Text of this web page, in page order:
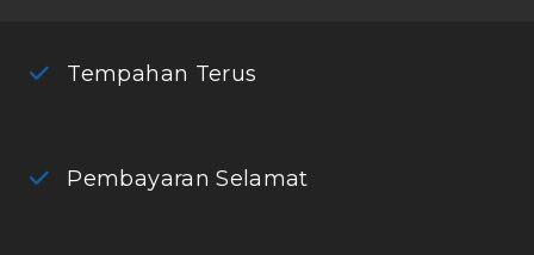
Tempahan Terus
Pembayaran Selamat